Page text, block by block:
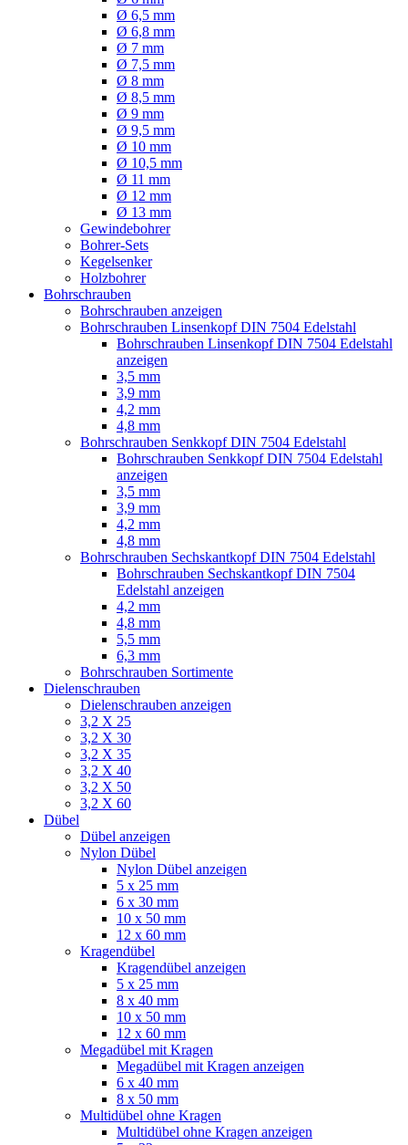
Ø 6,5 mm
Ø 6,8 mm
Ø 7 mm
Ø 7,5 mm
Ø 8 mm
Ø 8,5 mm
Ø 9 mm
Ø 9,5 mm
Ø 10 mm
Ø 10,5 mm
Ø 11 mm
Ø 12 mm
Ø 13 mm
Gewindebohrer
Bohrer-Sets
Kegelsenker
Holzbohrer
Bohrschrauben
Bohrschrauben anzeigen
Bohrschrauben Linsenkopf DIN 7504 Edelstahl
Bohrschrauben Linsenkopf DIN 7504 Edelstahl
anzeigen
3,5 mm
3,9 mm
4,2 mm
4,8 mm
Bohrschrauben Senkkopf DIN 7504 Edelstahl
Bohrschrauben Senkkopf DIN 7504 Edelstahl
anzeigen
3,5 mm
3,9 mm
4,2 mm
4,8 mm
Bohrschrauben Sechskantkopf DIN 7504 Edelstahl
Bohrschrauben Sechskantkopf DIN 7504
Edelstahl anzeigen
4,2 mm
4,8 mm
5,5 mm
6,3 mm
Bohrschrauben Sortimente
Dielenschrauben
Dielenschrauben anzeigen
3,2 X 25
3,2 X 30
3,2 X 35
3,2 X 40
3,2 X 50
3,2 X 60
Dübel
Dübel anzeigen
Nylon Dübel
Nylon Dübel anzeigen
5 x 25 mm
6 x 30 mm
10 x 50 mm
12 x 60 mm
Kragendübel
Kragendübel anzeigen
5 x 25 mm
8 x 40 mm
10 x 50 mm
12 x 60 mm
Megadübel mit Kragen
Megadübel mit Kragen anzeigen
6 x 40 mm
8 x 50 mm
Multidübel ohne Kragen
Multidübel ohne Kragen anzeigen